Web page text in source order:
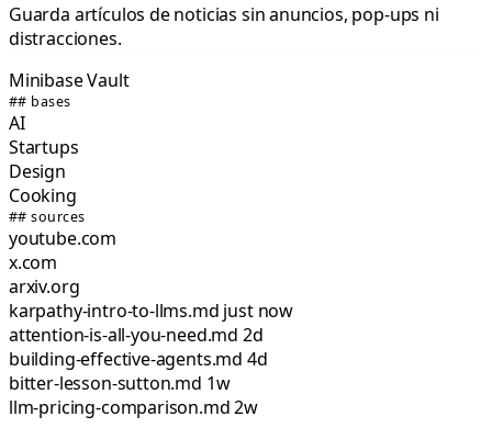
Guarda artículos de noticias sin anuncios, pop-ups ni
distracciones.
Minibase Vault
## bases
AI
Startups
Design
Cooking
## sources
youtube.com
x.com
arxiv.org
karpathy-intro-to-llms.md just now
attention-is-all-you-need.md 2d
building-effective-agents.md 4d
bitter-lesson-sutton.md 1w
llm-pricing-comparison.md 2w